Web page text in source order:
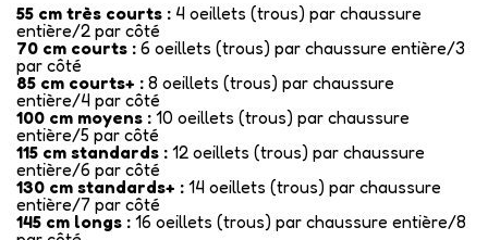
55 cm très courts : 4 oeillets (trous) par chaussure
entière/2 par côté
70 cm courts : 6 oeillets (trous) par chaussure entière/3
par côté
85 cm courts+ : 8 oeillets (trous) par chaussure
entière/4 par côté
100 cm moyens : 10 oeillets (trous) par chaussure
entière/5 par côté
115 cm standards : 12 oeillets (trous) par chaussure
entière/6 par côté
130 cm standards+ : 14 oeillets (trous) par chaussure
entière/7 par côté
145 cm longs : 16 oeillets (trous) par chaussure entière/8